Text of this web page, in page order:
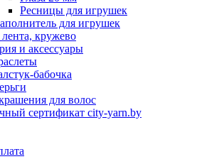
Ресницы для игрушек
для игрушек
кружево
и аксессуары
бабочка
для волос
сертификат city-yarn.by